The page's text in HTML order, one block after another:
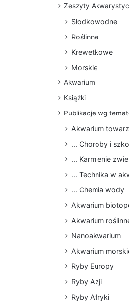
Zeszyty
Słodkowodne
Roślinne
Krewetkowe
Morskie
Akwarium
Książki
Publikacje wg
Akwarium
... Choroby i
... Karmienie
... Technika w
... Chemia wody
Akwarium
Akwarium
Nanoakwarium
Akwarium
Ryby Europy
Ryby Azji
Ryby Afryki